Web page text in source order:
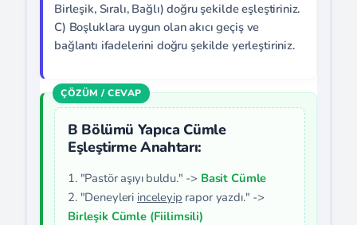
Birleşik, Sıralı, Bağlı) doğru şekilde eşleştiriniz.
C) Boşluklara uygun olan akıcı geçiş ve
bağlantı ifadelerini doğru şekilde yerleştiriniz.
B Bölümü Yapıca Cümle
Eşleştirme Anahtarı:
1. "Pastör aşıyı buldu." -> Basit Cümle
2. "Deneyleri inceleyip rapor yazdı." ->
Birleşik Cümle (Fiilimsili)